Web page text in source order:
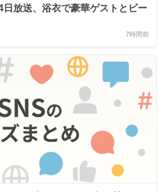
日放送、浴衣で豪華ゲストとビー
7時間前